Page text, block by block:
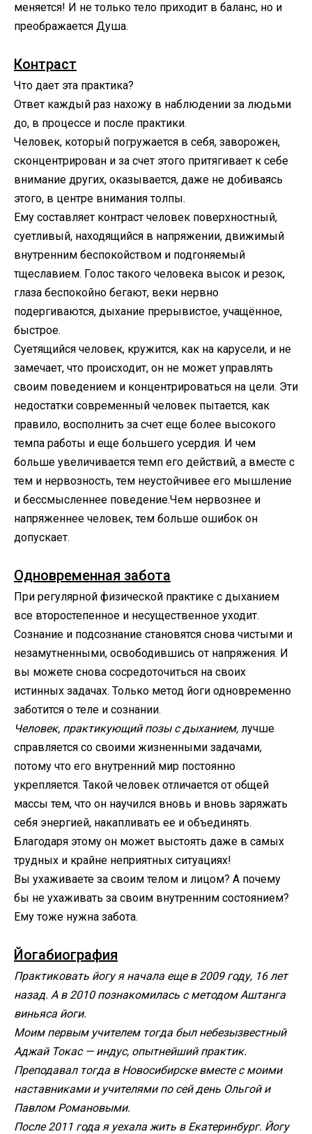
меняется! И не только тело приходит в баланс, но и
преображается Душа.
Контраст
Что дает эта практика?
Ответ каждый раз нахожу в наблюдении за людьми
до, в процессе и после практики.
Человек, который погружается в себя, заворожен,
сконцентрирован и за счет этого притягивает к себе
внимание других, оказывается, даже не добиваясь
этого, в центре внимания толпы.
Ему составляет контраст человек поверхностный,
суетливый, находящийся в напряжении, движимый
внутренним беспокойством и подгоняемый
тщеславием. Голос такого человека высок и резок,
глаза беспокойно бегают, веки нервно
подергиваются, дыхание прерывистое, учащённое,
быстрое.
Суетящийся человек, кружится, как на карусели, и не
замечает, что происходит, он не может управлять
своим поведением и концентрироваться на цели. Эти
недостатки современный человек пытается, как
правило, восполнить за счет еще более высокого
темпа работы и еще большего усердия. И чем
больше увеличивается темп его действий, а вместе с
тем и нервозность, тем неустойчивее его мышление
и бессмысленнее поведение.Чем нервознее и
напряженнее человек, тем больше ошибок он
допускает.
Одновременная забота
При регулярной физической практике с дыханием
все второстепенное и несущественное уходит.
Сознание и подсознание становятся снова чистыми и
незамутненными, освободившись от напряжения. И
вы можете снова сосредоточиться на своих
истинных задачах. Только метод йоги одновременно
заботится о теле и сознании.
Человек, практикующий позы с дыханием, лучше
справляется со своими жизненными задачами,
потому что его внутренний мир постоянно
укрепляется. Такой человек отличается от общей
массы тем, что он научился вновь и вновь заряжать
себя энергией, накапливать ее и объединять.
Благодаря этому он может выстоять даже в самых
трудных и крайне неприятных ситуациях!
Вы ухаживаете за своим телом и лицом? А почему
бы не ухаживать за своим внутренним состоянием?
Ему тоже нужна забота.
Йогабиография
Практиковать йогу я начала еще в 2009 году, 16 лет
назад. А в 2010 познакомилась с методом Аштанга
виньяса йоги.
Моим первым учителем тогда был небезызвестный
Аджай Токас — индус, опытнейший практик.
Преподавал тогда в Новосибирске вместе с моими
наставниками и учителями по сей день Ольгой и
Павлом Романовыми.
После 2011 года я уехала жить в Екатеринбург. Йогу